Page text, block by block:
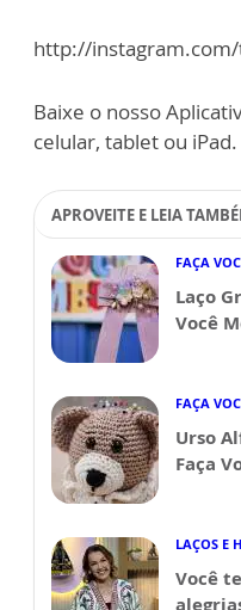
http://
Baixe o nosso
celular, tablet ou iPad.
APROVEITE E LEIA
FAÇA
Laço
Você
FAÇA
Urso
Faça
LAÇOS E
Você